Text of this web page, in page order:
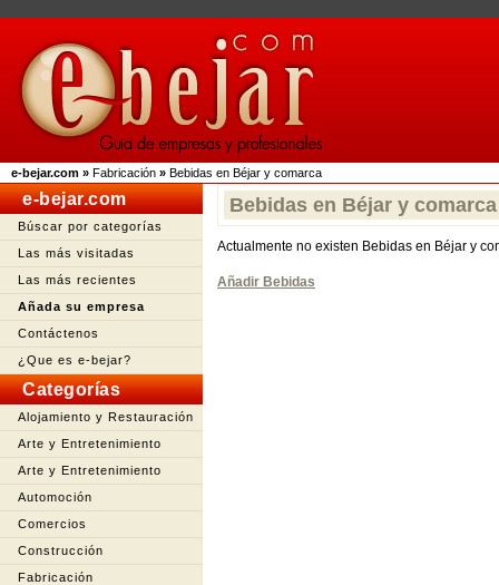
e-bejar.com » Fabricación » Bebidas en Béjar y comarca
e-bejar.com
Búscar por categorías
Las más visitadas
Las más recientes
Añada su empresa
Contáctenos
¿Que es e-bejar?
Categorías
Alojamiento y Restauración
Arte y Entretenimiento
Arte y Entretenimiento
Automoción
Comercios
Construcción
Fabricación
Bebidas en Béjar y comarca
Actualmente no existen Bebidas en Béjar y
Añadir Bebidas